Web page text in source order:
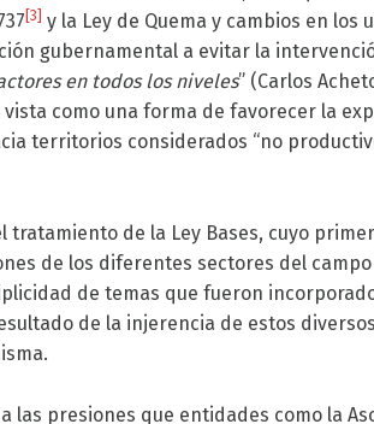
[3]
y la Ley de Quema y cambios en los
gubernamental a evitar la
en todos los niveles” (Carlos
vista como una forma de favorecer la
territorios considerados “no
tratamiento de la Ley Bases, cuyo
de los diferentes sectores del
de temas que fueron
de la injerencia de estos
las presiones que entidades como la